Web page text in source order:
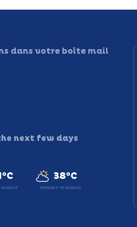
dans votre boîte mail
next few days
AUGUST
38°C
MONDAY 10 AUGUST